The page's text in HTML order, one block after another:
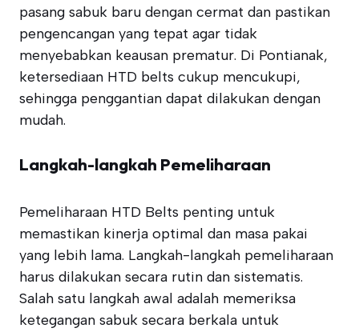
pasang sabuk baru dengan cermat dan pastikan
pengencangan yang tepat agar tidak
menyebabkan keausan prematur. Di Pontianak,
ketersediaan HTD belts cukup mencukupi,
sehingga penggantian dapat dilakukan dengan
mudah.
Langkah-langkah Pemeliharaan
Pemeliharaan HTD Belts penting untuk
memastikan kinerja optimal dan masa pakai
yang lebih lama. Langkah-langkah pemeliharaan
harus dilakukan secara rutin dan sistematis.
Salah satu langkah awal adalah memeriksa
ketegangan sabuk secara berkala untuk